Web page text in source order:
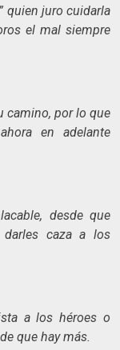
quien juro cuidarla
el mal siempre
camino, por lo que
en adelante
desde que
caza a los
a los héroes o
que hay más.